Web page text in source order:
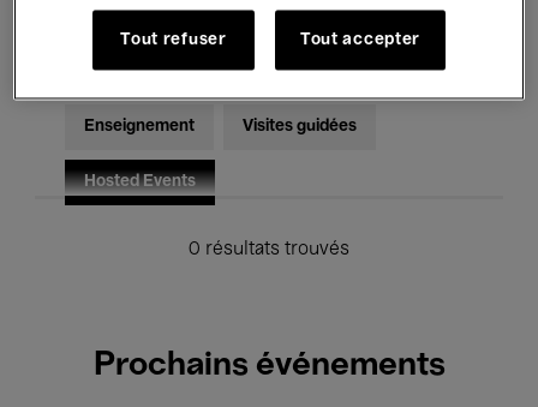
Pour tous Kids’ Palace
Enseignement Visites guidées
Hosted Events
0 résultats trouvés
Prochains événements
Tout refuser Tout accepter